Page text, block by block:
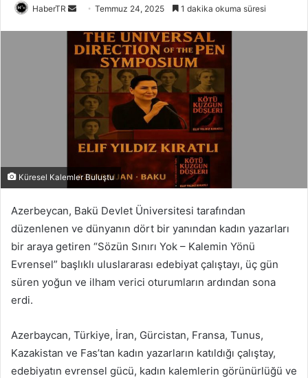
HaberTR
Bir
posta
göndermek
Temmuz 24, 2025 1 dakika okuma süresi
Küresel Kalemler Buluştu
Azerbeycan, Bakü Devlet Üniversitesi tarafından
düzenlenen ve dünyanın dört bir yanından kadın yazarları
bir araya getiren “Sözün Sınırı Yok – Kalemin Yönü
Evrensel” başlıklı uluslararası edebiyat çalıştayı, üç gün
süren yoğun ve ilham verici oturumların ardından sona
erdi.
Azerbaycan, Türkiye, İran, Gürcistan, Fransa, Tunus,
Kazakistan ve Fas’tan kadın yazarların katıldığı çalıştay,
edebiyatın evrensel gücü, kadın kalemlerin görünürlüğü ve